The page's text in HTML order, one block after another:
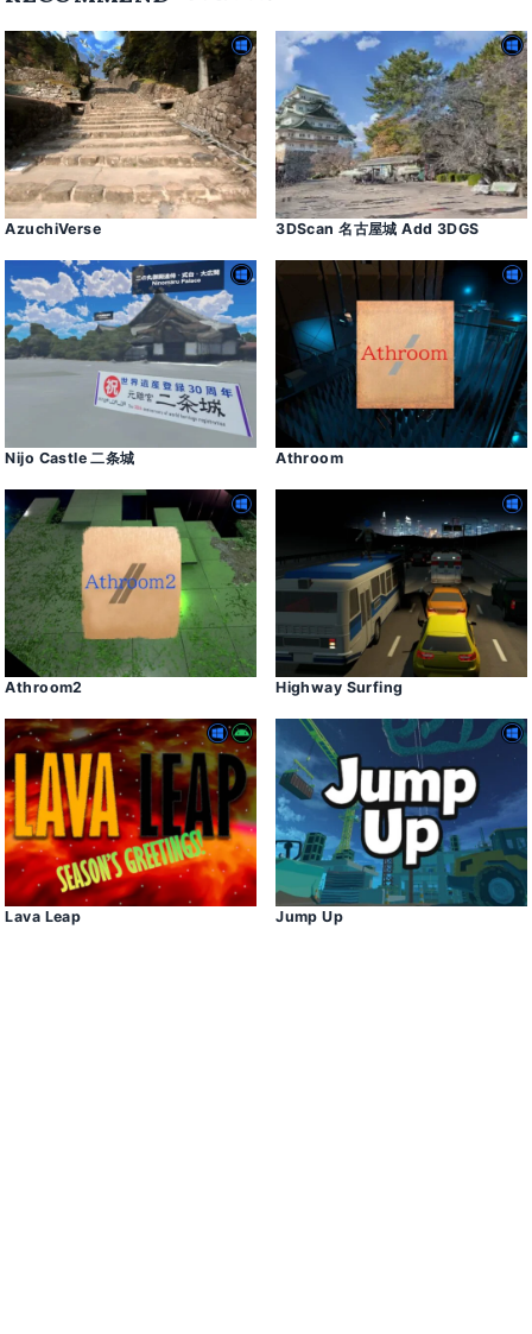
AzuchiVerse 3DScan 名古屋城 Add 3DGS
Nijo Castle 二条城 Athroom
Athroom2 Highway Surfing
Lava Leap Jump Up